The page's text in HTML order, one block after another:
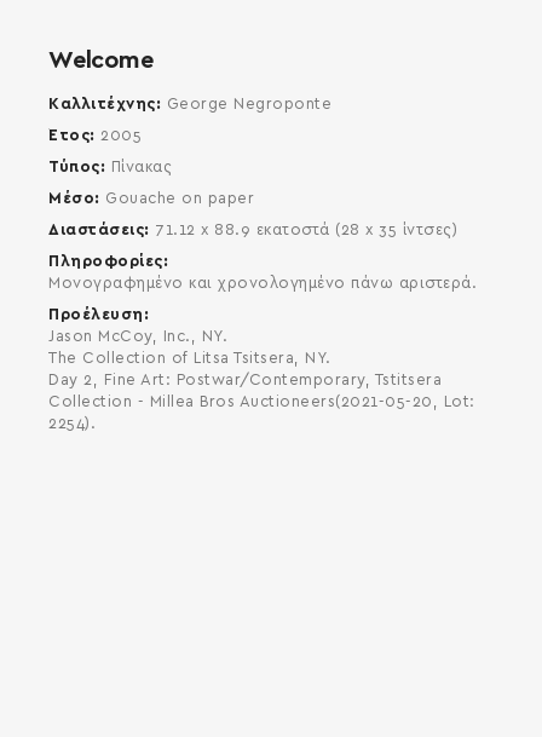
Welcome
Καλλιτέχνης
George Negroponte
Έτος
2005
Τύπος
Πίνακας
Μέσο
Gouache on paper
Διαστάσεις
71.12 x 88.9 εκατοστά (28 x 35 ίντσες)
Πληροφορίες
Mονογραφημένο και χρονολογημένο πάνω αριστερά.
Προέλευση
Jason McCoy, Inc., NY.
The Collection of Litsa Tsitsera, NY.
Day 2, Fine Art: Postwar/Contemporary, Tstitsera
Collection - Millea Bros Auctioneers(2021-05-20, Lot:
2254).